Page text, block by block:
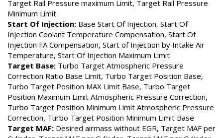
Target Rail Pressure maximum Limit, Target Rail Pressure
Minimum Limit
Start Of Injection: Base Start Of Injection, Start Of
Injection Coolant Temperature Compensation, Start Of
Injection FA Compensation, Start of Injection by Intake Air
Temperature, Start Of Injection Maximum Limit
Target Base: Turbo Target Atmospheric Pressure
Correction Ratio Base Limit, Turbo Target Position Base,
Turbo Target Position MAX Limit Base, Turbo Target
Position Maximum Limit Atmospheric Pressure Correction,
Turbo Target Position Minimum Limit Atmospheric Pressure
Correction, Turbo Target Position Minimum Limit Base
Target MAF: Desired airmass without EGR, Target MAF per